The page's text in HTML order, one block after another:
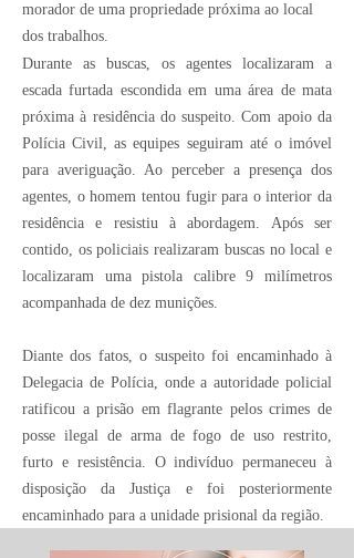
morador de uma propriedade próxima ao local
dos trabalhos.
Durante as buscas, os agentes localizaram a
escada furtada escondida em uma área de mata
próxima à residência do suspeito. Com apoio da
Polícia Civil, as equipes seguiram até o imóvel
para averiguação. Ao perceber a presença dos
agentes, o homem tentou fugir para o interior da
residência e resistiu à abordagem. Após ser
contido, os policiais realizaram buscas no local e
localizaram uma pistola calibre 9 milímetros
acompanhada de dez munições.
Diante dos fatos, o suspeito foi encaminhado à
Delegacia de Polícia, onde a autoridade policial
ratificou a prisão em flagrante pelos crimes de
posse ilegal de arma de fogo de uso restrito,
furto e resistência. O indivíduo permaneceu à
disposição da Justiça e foi posteriormente
encaminhado para a unidade prisional da região.